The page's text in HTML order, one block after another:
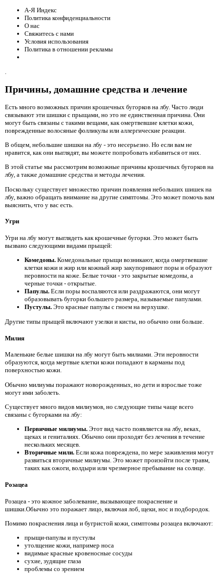
А-Я Индекс
Политика конфиденциальности
О нас
Свяжитесь с нами
Условия использования
Политика в отношении рекламы
Причины, домашние средства и лечение
Есть много возможных причин крошечных бугорков на лбу. Часто люди
связывают эти шишки с прыщами, но это не единственная причина. Они
могут быть связаны с такими вещами, как омертвевшие клетки кожи,
поврежденные волосяные фолликулы или аллергические реакции.
В общем, небольшие шишки на лбу - это несерьезно. Но если вам не
нравится, как они выглядят, вы можете попробовать избавиться от них.
В этой статье мы рассмотрим возможные причины крошечных бугорков на
лбу, а также домашние средства и методы лечения.
Поскольку существует множество причин появления небольших шишек на
лбу, важно обращать внимание на другие симптомы. Это может помочь вам
выяснить, что у вас есть.
Угри
Угри на лбу могут выглядеть как крошечные бугорки. Это может быть
вызвано следующими видами прыщей:
Комедоны. Комедональные прыщи возникают, когда омертвевшие
клетки кожи и жир или кожный жир закупоривают поры и образуют
неровности на коже. Белые точки - это закрытые комедоны, а
черные точки - открытые.
Папулы. Если поры воспаляются или раздражаются, они могут
образовывать бугорки большего размера, называемые папулами.
Пустулы. Это красные папулы с гноем на верхушке.
Другие типы прыщей включают узелки и кисты, но обычно они больше.
Милия
Маленькие белые шишки на лбу могут быть милиами. Эти неровности
образуются, когда мертвые клетки кожи попадают в карманы под
поверхностью кожи.
Обычно милиумы поражают новорожденных, но дети и взрослые тоже
могут ими заболеть.
Существует много видов милиумов, но следующие типы чаще всего
связаны с бугорками на лбу:
Первичные милиумы. Этот вид часто появляется на лбу, веках,
щеках и гениталиях. Обычно они проходят без лечения в течение
нескольких месяцев.
Вторичные мили. Если кожа повреждена, по мере заживления могут
развиться вторичные милиумы. Это может произойти после травм,
таких как ожоги, волдыри или чрезмерное пребывание на солнце.
Розацеа
Розацеа - это кожное заболевание, вызывающее покраснение и
шишки.Обычно это поражает лицо, включая лоб, щеки, нос и подбородок.
Помимо покраснения лица и бугристой кожи, симптомы розацеа включают:
прыщи-папулы и пустулы
утолщение кожи, например носа
видимые красные кровеносные сосуды
сухие, зудящие глаза
проблемы со зрением